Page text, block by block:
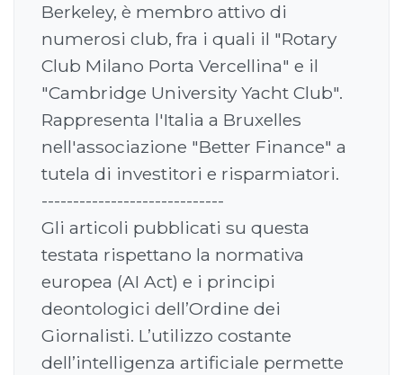
Berkeley, è membro attivo di
numerosi club, fra i quali il "Rotary
Club Milano Porta Vercellina" e il
"Cambridge University Yacht Club".
Rappresenta l'Italia a Bruxelles
nell'associazione "Better Finance" a
tutela di investitori e risparmiatori.
-----------------------------
Gli articoli pubblicati su questa
testata rispettano la normativa
europea (AI Act) e i principi
deontologici dell’Ordine dei
Giornalisti. L’utilizzo costante
dell’intelligenza artificiale permette